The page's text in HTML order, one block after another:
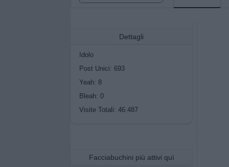
Dettagli
Idolo
Post Unici: 693
Yeah: 8
Bleah: 0
Visite Totali: 46.487
Facciabuchini più attivi quì